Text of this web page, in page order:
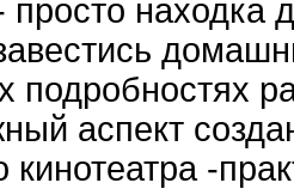
просто находка
подробностях
аспект
-